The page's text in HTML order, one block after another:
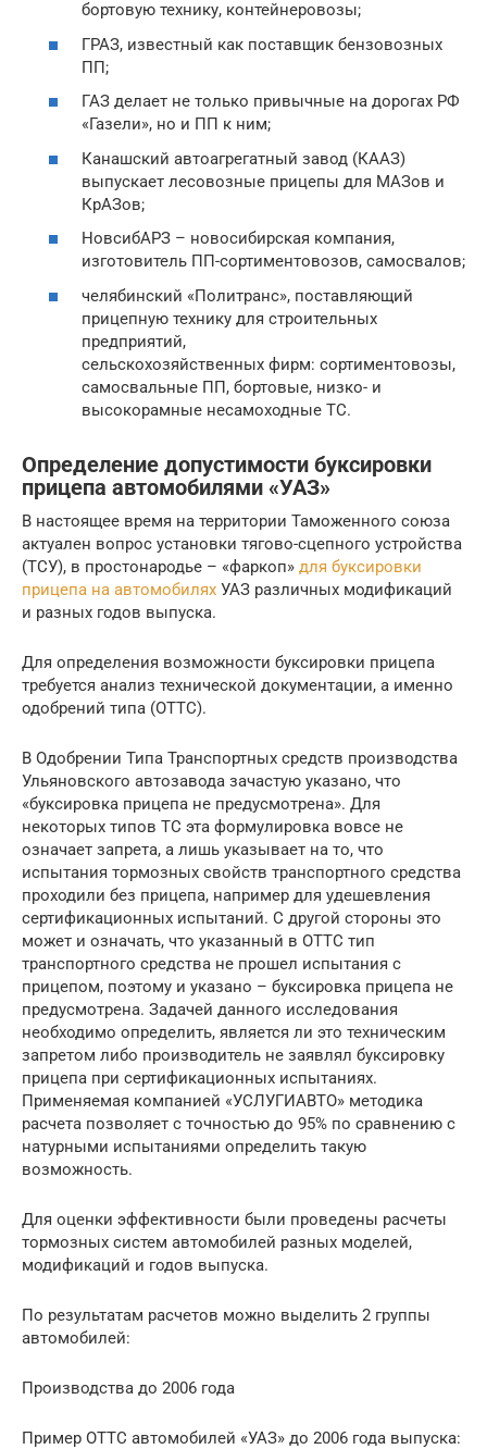
бортовую технику, контейнеровозы;
ГРАЗ, известный как поставщик бензовозных
ПП;
ГАЗ делает не только привычные на дорогах РФ
«Газели», но и ПП к ним;
Канашский автоагрегатный завод (КААЗ)
выпускает лесовозные прицепы для МАЗов и
КрАЗов;
НовсибАРЗ – новосибирская компания,
изготовитель ПП-сортиментовозов, самосвалов;
челябинский «Политранс», поставляющий
прицепную технику для строительных
предприятий,
сельскохозяйственных фирм: сортиментовозы,
самосвальные ПП, бортовые, низко- и
высокорамные несамоходные ТС.
Определение допустимости буксировки
прицепа автомобилями «УАЗ»
В настоящее время на территории Таможенного союза
актуален вопрос установки тягово-сцепного устройства
(ТСУ), в простонародье – «фаркоп» для буксировки
прицепа на автомобилях УАЗ различных модификаций
и разных годов выпуска.
Для определения возможности буксировки прицепа
требуется анализ технической документации, а именно
одобрений типа (ОТТС).
В Одобрении Типа Транспортных средств производства
Ульяновского автозавода зачастую указано, что
«буксировка прицепа не предусмотрена». Для
некоторых типов ТС эта формулировка вовсе не
означает запрета, а лишь указывает на то, что
испытания тормозных свойств транспортного средства
проходили без прицепа, например для удешевления
сертификационных испытаний. С другой стороны это
может и означать, что указанный в ОТТС тип
транспортного средства не прошел испытания с
прицепом, поэтому и указано – буксировка прицепа не
предусмотрена. Задачей данного исследования
необходимо определить, является ли это техническим
запретом либо производитель не заявлял буксировку
прицепа при сертификационных испытаниях.
Применяемая компанией «УСЛУГИАВТО» методика
расчета позволяет с точностью до 95% по сравнению с
натурными испытаниями определить такую
возможность.
Для оценки эффективности были проведены расчеты
тормозных систем автомобилей разных моделей,
модификаций и годов выпуска.
По результатам расчетов можно выделить 2 группы
автомобилей:
Производства до 2006 года
Пример ОТТС автомобилей «УАЗ» до 2006 года выпуска: